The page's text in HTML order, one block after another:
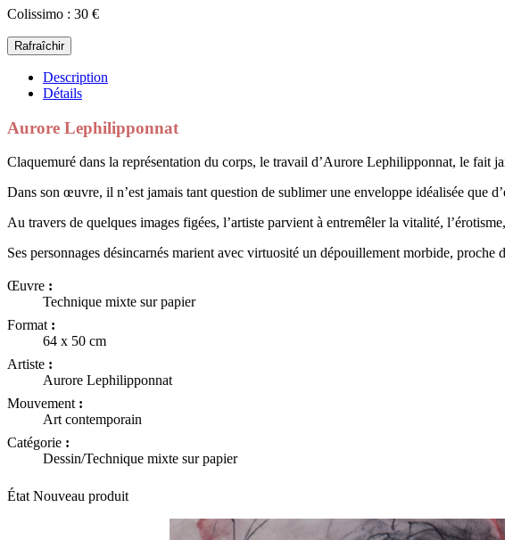
Colissimo : 30 €
Description
Détails
Aurore Lephilipponnat
Claquemuré dans la représentation du corps, le travail d’Aurore Lephilipponnat, le fait
Dans son œuvre, il n’est jamais tant question de sublimer une enveloppe idéalisée que
Au travers de quelques images figées, l’artiste parvient à entremêler la vitalité,
Ses personnages désincarnés marient avec virtuosité un dépouillement morbide,
Œuvre :
Technique mixte sur papier
Format :
64 x 50 cm
Artiste :
Aurore Lephilipponnat
Mouvement :
Art contemporain
Catégorie :
Dessin/Technique mixte sur papier
État Nouveau produit